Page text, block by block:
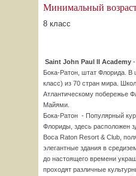
Минимальный
8 класс
Saint John Paul II Academy
Бока-Ратон, штат Флорида. В
класс) из 70 стран мира.
Атлантическому побережье
Майями.
Бока-Ратон - Популярный
Флориды, здесь расположен
Boca Raton Resort & Club,
элегантные здания в
до настоящего времени
проходят различные